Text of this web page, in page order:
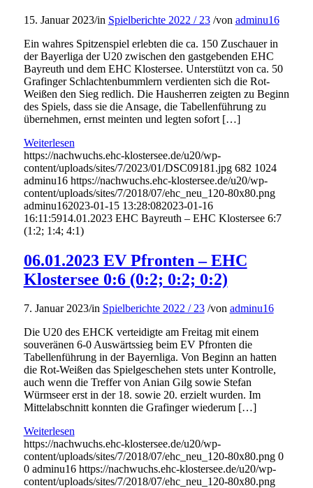
15. Januar 2023/in Spielberichte 2022 / 23 /von adminu16
Ein wahres Spitzenspiel erlebten die ca. 150 Zuschauer in
der Bayerliga der U20 zwischen den gastgebenden EHC
Bayreuth und dem EHC Klostersee. Unterstützt von ca. 50
Grafinger Schlachtenbummlern verdienten sich die Rot-
Weißen den Sieg redlich. Die Hausherren zeigten zu Beginn
des Spiels, dass sie die Ansage, die Tabellenführung zu
übernehmen, ernst meinten und legten sofort […]
Weiterlesen
https://nachwuchs.ehc-klostersee.de/u20/wp-
content/uploads/sites/7/2023/01/DSC09181.jpg 682 1024
adminu16 https://nachwuchs.ehc-klostersee.de/u20/wp-
content/uploads/sites/7/2018/07/ehc_neu_120-80x80.png
adminu162023-01-15 13:28:082023-01-16
16:11:5914.01.2023 EHC Bayreuth – EHC Klostersee 6:7
(1:2; 1:4; 4:1)
06.01.2023 EV Pfronten – EHC
Klostersee 0:6 (0:2; 0:2; 0:2)
7. Januar 2023/in Spielberichte 2022 / 23 /von adminu16
Die U20 des EHCK verteidigte am Freitag mit einem
souveränen 6-0 Auswärtssieg beim EV Pfronten die
Tabellenführung in der Bayernliga. Von Beginn an hatten
die Rot-Weißen das Spielgeschehen stets unter Kontrolle,
auch wenn die Treffer von Anian Gilg sowie Stefan
Würmseer erst in der 18. sowie 20. erzielt wurden. Im
Mittelabschnitt konnten die Grafinger wiederum […]
Weiterlesen
https://nachwuchs.ehc-klostersee.de/u20/wp-
content/uploads/sites/7/2018/07/ehc_neu_120-80x80.png 0
0 adminu16 https://nachwuchs.ehc-klostersee.de/u20/wp-
content/uploads/sites/7/2018/07/ehc_neu_120-80x80.png